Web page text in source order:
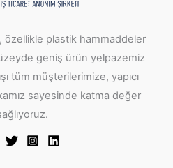
özellikle plastik hammaddeler
geniş ürün yelpazemiz
tüm müşterilerimize, yapıcı
sayesinde katma değer